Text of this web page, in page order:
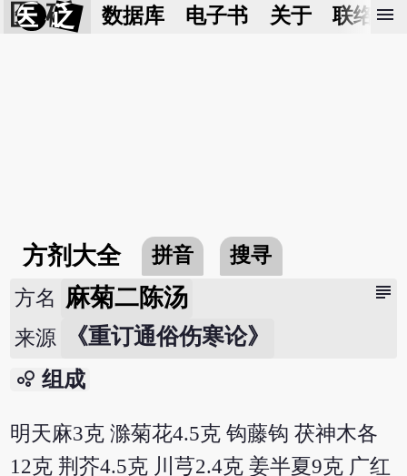
医 砭 数据库 电子书 关于 联络我
menu
方剂大全 拼音 搜寻
subject
方名 麻菊二陈汤
来源 《重订通俗伤寒论》
bubble_chart 组成
明天麻3克 滁菊花4.5克 钩藤钩 茯神木各
12克 荆芥4.5克 川芎2.4克 姜半夏9克 广红